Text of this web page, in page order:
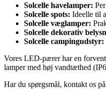
Solcelle havelamper:
Solcelle spots: Ideelle til
Solcelle væglamper:
Solcelle dekorativ
Solcelle campingudstyr:
Vores LED-pærer har en
lamper med høj vandtæthed
Har du spørgsmål, kontakt os på